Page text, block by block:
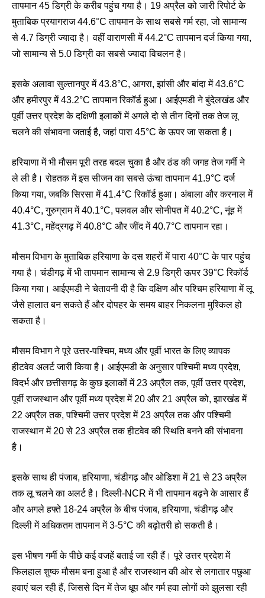
तापमान 45 डिग्री के करीब पहुंच गया है। 19 अप्रैल को जारी रिपोर्ट के
मुताबिक प्रयागराज 44.6°C तापमान के साथ सबसे गर्म रहा, जो सामान्य
से 4.7 डिग्री ज्यादा है। वहीं वाराणसी में 44.2°C तापमान दर्ज किया गया,
जो सामान्य से 5.0 डिग्री का सबसे ज्यादा विचलन है।
इसके अलावा सुल्तानपुर में 43.8°C, आगरा, झांसी और बांदा में 43.6°C
और हमीरपुर में 43.2°C तापमान रिकॉर्ड हुआ। आईएमडी ने बुंदेलखंड और
पूर्वी उत्तर प्रदेश के दक्षिणी इलाकों में अगले दो से तीन दिनों तक तेज लू
चलने की संभावना जताई है, जहां पारा 45°C के ऊपर जा सकता है।
हरियाणा में भी मौसम पूरी तरह बदल चुका है और ठंड की जगह तेज गर्मी ने
ले ली है। रोहतक में इस सीजन का सबसे ऊंचा तापमान 41.9°C दर्ज
किया गया, जबकि सिरसा में 41.4°C रिकॉर्ड हुआ। अंबाला और करनाल में
40.4°C, गुरुग्राम में 40.1°C, पलवल और सोनीपत में 40.2°C, नूंह में
41.3°C, महेंद्रगढ़ में 40.8°C और जींद में 40.7°C तापमान रहा।
मौसम विभाग के मुताबिक हरियाणा के दस शहरों में पारा 40°C के पार पहुंच
गया है। चंडीगढ़ में भी तापमान सामान्य से 2.9 डिग्री ऊपर 39°C रिकॉर्ड
किया गया। आईएमडी ने चेतावनी दी है कि दक्षिण और पश्चिम हरियाणा में लू
जैसे हालात बन सकते हैं और दोपहर के समय बाहर निकलना मुश्किल हो
सकता है।
मौसम विभाग ने पूरे उत्तर-पश्चिम, मध्य और पूर्वी भारत के लिए व्यापक
हीटवेव अलर्ट जारी किया है। आईएमडी के अनुसार पश्चिमी मध्य प्रदेश,
विदर्भ और छत्तीसगढ़ के कुछ इलाकों में 23 अप्रैल तक, पूर्वी उत्तर प्रदेश,
पूर्वी राजस्थान और पूर्वी मध्य प्रदेश में 20 और 21 अप्रैल को, झारखंड में
22 अप्रैल तक, पश्चिमी उत्तर प्रदेश में 23 अप्रैल तक और पश्चिमी
राजस्थान में 20 से 23 अप्रैल तक हीटवेव की स्थिति बनने की संभावना
है।
इसके साथ ही पंजाब, हरियाणा, चंडीगढ़ और ओडिशा में 21 से 23 अप्रैल
तक लू चलने का अलर्ट है। दिल्ली-NCR में भी तापमान बढ़ने के आसार हैं
और अगले हफ्ते 18-24 अप्रैल के बीच पंजाब, हरियाणा, चंडीगढ़ और
दिल्ली में अधिकतम तापमान में 3-5°C की बढ़ोतरी हो सकती है।
इस भीषण गर्मी के पीछे कई वजहें बताई जा रही हैं। पूरे उत्तर प्रदेश में
फिलहाल शुष्क मौसम बना हुआ है और राजस्थान की ओर से लगातार पछुआ
हवाएं चल रही हैं, जिससे दिन में तेज धूप और गर्म हवा लोगों को झुलसा रही